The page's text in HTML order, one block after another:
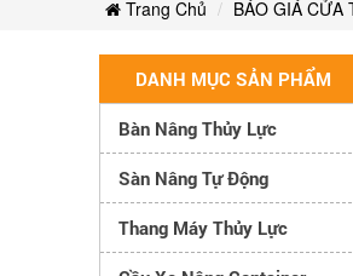
Trang Chủ BÁO GIÁ CỬA
DANH MỤC SẢN PHẨM
Bàn Nâng Thủy Lực
Sàn Nâng Tự Động
Thang Máy Thủy Lực